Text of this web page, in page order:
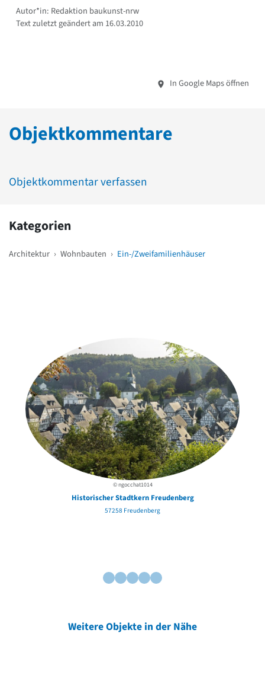
Autor*in: Redaktion baukunst-nrw
Text zuletzt geändert am 16.03.2010
In Google Maps öffnen
Objektkommentare
Objektkommentar verfassen
Kategorien
Architektur › Wohnbauten › Ein-/Zweifamilienhäuser
© ngocchat1014
Historischer Stadtkern Freudenberg
57258 Freudenberg
Weitere Objekte in der Nähe